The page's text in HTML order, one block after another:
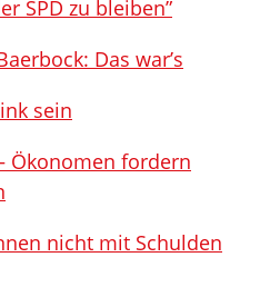
SPD zu bleiben”
Das war’s
sein
Ökonomen fordern
nicht mit Schulden